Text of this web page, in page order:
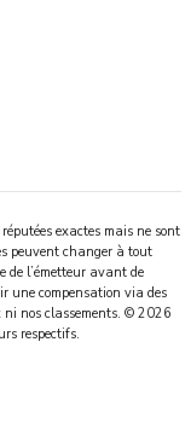
exactes mais ne sont
peuvent changer à tout
de l’émetteur avant de
une compensation via des
nos classements. © 2026
respectifs.